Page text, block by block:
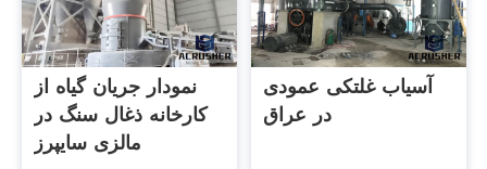
نمودار جریان گیاه از
کارخانه ذغال سنگ در
مالزی سایپرز
آسیاب غلتکی عمودی
در عراق